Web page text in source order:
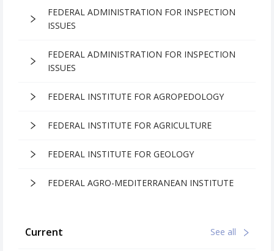
FEDERAL ADMINISTRATION FOR INSPECTION
ISSUES
FEDERAL ADMINISTRATION FOR INSPECTION
ISSUES
FEDERAL INSTITUTE FOR AGROPEDOLOGY
FEDERAL INSTITUTE FOR AGRICULTURE
FEDERAL INSTITUTE FOR GEOLOGY
FEDERAL AGRO-MEDITERRANEAN INSTITUTE
Current See all